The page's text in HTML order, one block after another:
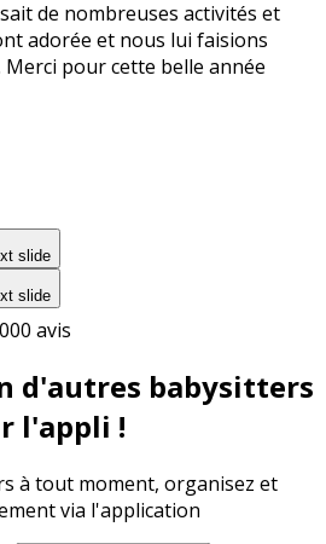
de nombreuses activités et
adorée et nous lui faisions
pour cette belle année
slide
slide
avis
d'autres babysitters
l'appli !
à tout moment, organisez et
via l'application